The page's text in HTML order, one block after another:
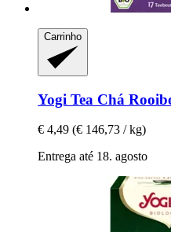
Carrinho
Yogi Tea Chá
€ 4,49 (€ 146,73 / kg)
Entrega até 18. agosto